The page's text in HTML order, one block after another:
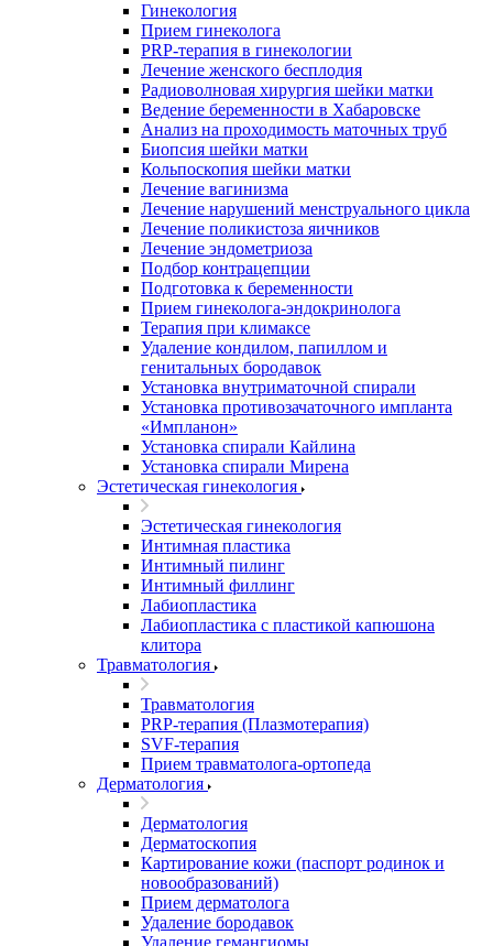
Гинекология
Прием гинеколога
PRP-терапия в гинекологии
Лечение женского бесплодия
Радиоволновая хирургия шейки матки
Ведение беременности в Хабаровске
Анализ на проходимость маточных труб
Биопсия шейки матки
Кольпоскопия шейки матки
Лечение вагинизма
Лечение нарушений менструального цикла
Лечение поликистоза яичников
Лечение эндометриоза
Подбор контрацепции
Подготовка к беременности
Прием гинеколога-эндокринолога
Терапия при климаксе
Удаление кондилом, папиллом и
генитальных бородавок
Установка внутриматочной спирали
Установка противозачаточного импланта
«Импланон»
Установка спирали Кайлина
Установка спирали Мирена
Эстетическая гинекология
Эстетическая гинекология
Интимная пластика
Интимный пилинг
Интимный филлинг
Лабиопластика
Лабиопластика с пластикой капюшона
клитора
Травматология
Травматология
PRP-терапия (Плазмотерапия)
SVF-терапия
Прием травматолога-ортопеда
Дерматология
Дерматология
Дерматоскопия
Картирование кожи (паспорт родинок и
новообразований)
Прием дерматолога
Удаление бородавок
Удаление гемангиомы